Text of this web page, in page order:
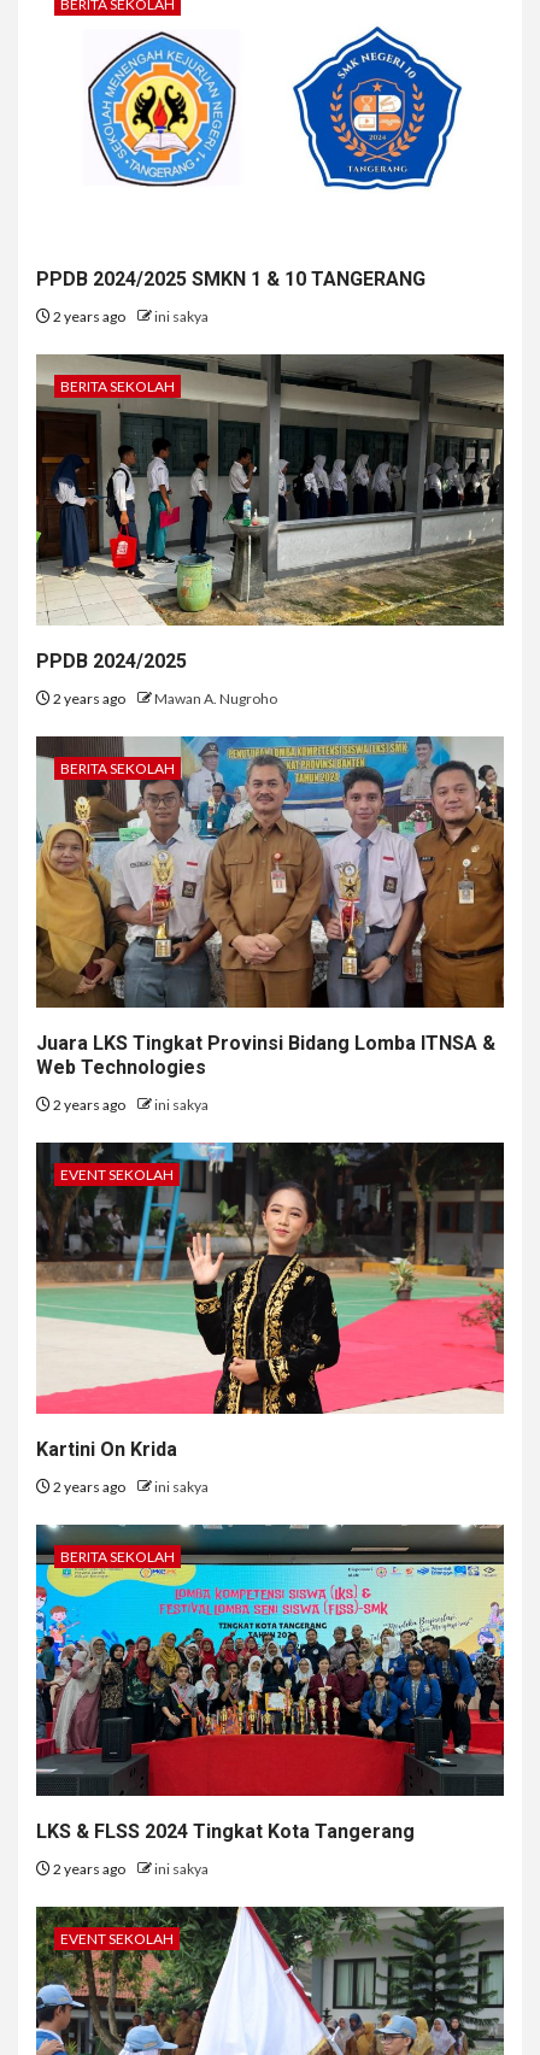
BERITA SEKOLAH
PPDB 2024/2025 SMKN 1 & 10 TANGERANG
2 years ago ini sakya
BERITA SEKOLAH
PPDB 2024/2025
2 years ago Mawan A. Nugroho
BERITA SEKOLAH
Juara LKS Tingkat Provinsi Bidang Lomba ITNSA &
Web Technologies
2 years ago ini sakya
EVENT SEKOLAH
Kartini On Krida
2 years ago ini sakya
BERITA SEKOLAH
LKS & FLSS 2024 Tingkat Kota Tangerang
2 years ago ini sakya
EVENT SEKOLAH